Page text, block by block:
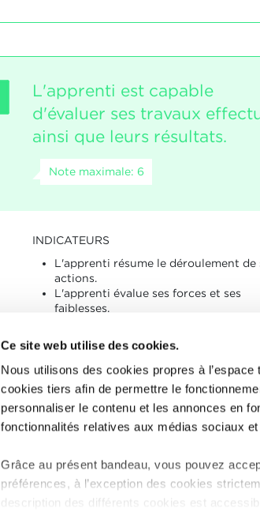
Ce site web utilise des cookies.
Nous utilisons des cookies propres à
cookies tiers afin de permettre le
personnaliser le contenu et les annonces en
fonctionnalités relatives aux médias sociaux
Grâce au présent bandeau, vous pouvez
préférences, à l’exception des cookies
description des différents cookies est
L'apprenti est capable
d'évaluer ses travaux
ainsi que leurs résultats.
Note maximale: 6
INDICATEURS
L'apprenti résume le déroulement de
actions.
L'apprenti évalue ses forces et ses
faiblesses.
SOCLES
L'évaluation que l'apprenti fait de sa
prestation est raisonnable.
L'entretien se déroule de façon
constructive.